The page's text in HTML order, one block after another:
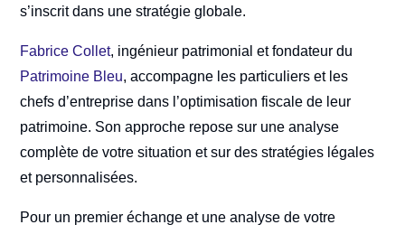
s’inscrit dans une stratégie globale.
Fabrice Collet, ingénieur patrimonial et fondateur du
Patrimoine Bleu, accompagne les particuliers et les
chefs d’entreprise dans l’optimisation fiscale de leur
patrimoine. Son approche repose sur une analyse
complète de votre situation et sur des stratégies légales
et personnalisées.
Pour un premier échange et une analyse de votre